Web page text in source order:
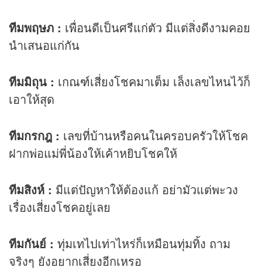
ทีมพฤษภ : เพื่อนดีเป็นศรีแก่ตัว มีแต่สิ่งดีงามคอย
นำเสนอแก่กัน
ทีมมิถุน : เกณฑ์เสี่ยงโชคมาเต็ม เล็งเลขไหนไว้ก็
เอาให้สุด
ทีมกรกฎ : เลขที่บ้านหรือคนในครอบครัวให้โชค
ฝากพ่อแม่พี่น้องให้เค้าหยิบโชคให้
ทีมสิงห์ : มีแต่ปัญหาให้ต้องแก้ อย่ามัวแต่พะวง
เรื่องเสี่ยงโชคอยู่เลย
ทีมกันย์ : ทุ่มเทไปเท่าไหร่ก็เหมือนทุ่มทิ้ง ถาม
จริงๆ ยังอยากเสี่ยงอีกเหรอ